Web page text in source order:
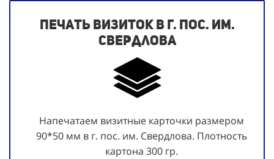
Печать визиток в г. пос. им.
Свердлова
Напечатаем визитные карточки размером
90*50 мм в г. пос. им. Свердлова. Плотность
картона 300 гр.